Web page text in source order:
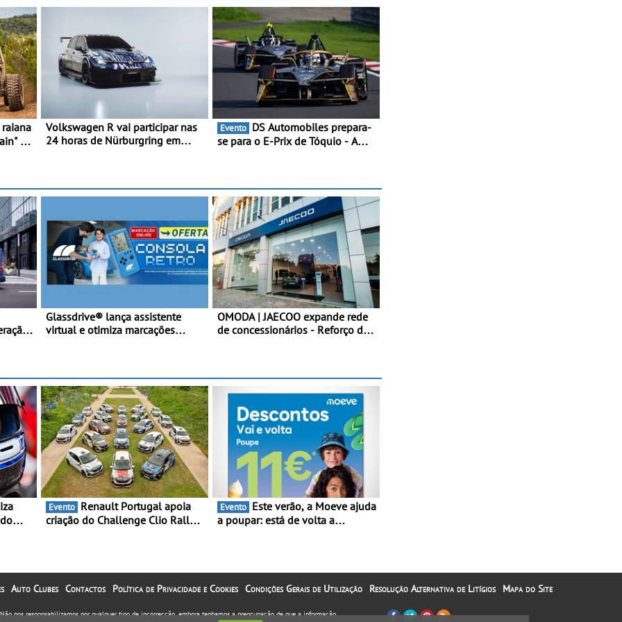
-
Volkswagen R vai participar nas
24 horas de Nürburgring em
Evento
se para o E-Prix de Tóquio - A
Glassdrive® lança assistente
virtual e otimiza marcações
contínuo ao cliente
OMODA | JAECOO expande rede
de concessionários - Reforço da
Evento
criação do Challenge Clio Rally5
Evento
a poupar: está de volta a
Auto Clubes Contactos Política de Privacidade e Cookies Condições Gerais de Utilização Resolução Alternativa de Litígios Mapa do Site
nos responsabilizamos por qualquer tipo de incorrecção, embora tenhamos a preocupação de que a informação